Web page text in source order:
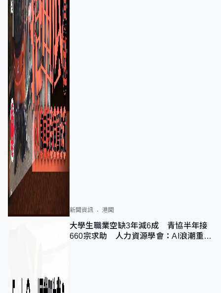
新聞資訊 港聞
大學生職業空缺3年減6成 青協半年接
660宗求助 人力資源學會：AI浪潮重整